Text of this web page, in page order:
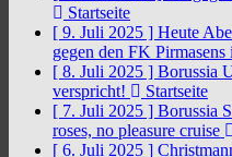
Startseite
[ 9. Juli 2025 ] Heute
gegen den FK
[ 8. Juli 2025 ] Borussia
verspricht!
Startseite
[ 7. Juli 2025 ] Borussia
roses, no pleasure cruise
[ 6. Juli 2025 ]